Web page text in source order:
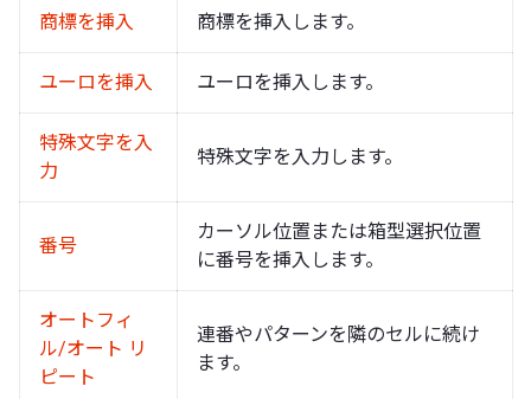
商標を挿入 商標を挿入します。
ユーロを挿入 ユーロを挿入します。
特殊文字を入
力
特殊文字を入力します。
番号
カーソル位置または箱型選択位置
に番号を挿入します。
オートフィ
ル/オート リ
ピート
連番やパターンを隣のセルに続け
ます。